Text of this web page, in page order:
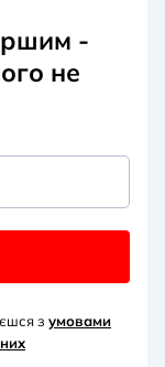
-
не
з умовами